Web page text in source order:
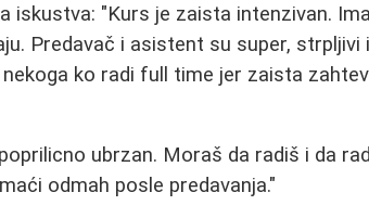
iskustva: "Kurs je zaista intenzivan.
Predavač i asistent su super, strpljivi
ko radi full time jer zaista
ubrzan. Moraš da radiš i da
odmah posle predavanja."